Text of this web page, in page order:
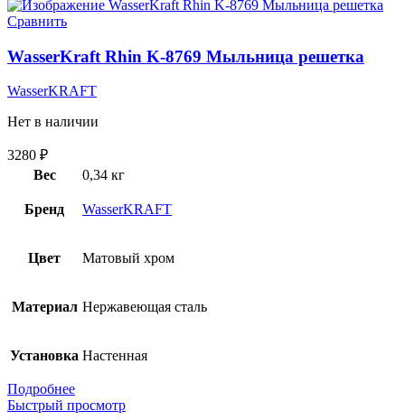
Сравнить
WasserKraft Rhin K-8769 Мыльница решетка
WasserKRAFT
Нет в наличии
3280 ₽
Вес
0,34 кг
Бренд WasserKRAFT
Цвет Матовый хром
Материал Нержавеющая сталь
Установка Настенная
Подробнее
Быстрый просмотр